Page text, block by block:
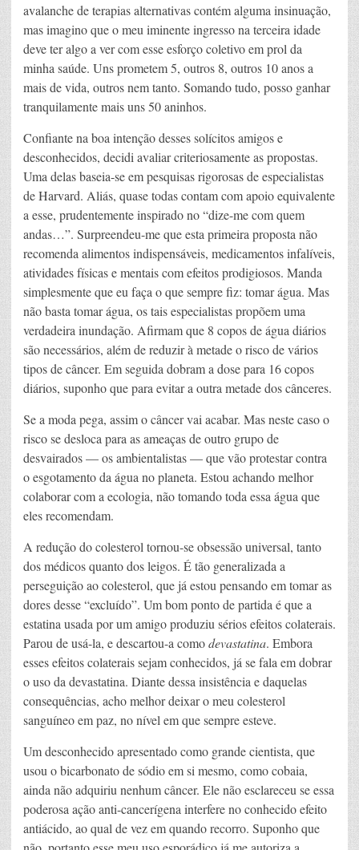
avalanche de terapias alternativas contém alguma insinuação,
mas imagino que o meu iminente ingresso na terceira idade
deve ter algo a ver com esse esforço coletivo em prol da
minha saúde. Uns prometem 5, outros 8, outros 10 anos a
mais de vida, outros nem tanto. Somando tudo, posso ganhar
tranquilamente mais uns 50 aninhos.
Confiante na boa intenção desses solícitos amigos e
desconhecidos, decidi avaliar criteriosamente as propostas.
Uma delas baseia-se em pesquisas rigorosas de especialistas
de Harvard. Aliás, quase todas contam com apoio equivalente
a esse, prudentemente inspirado no “dize-me com quem
andas…”. Surpreendeu-me que esta primeira proposta não
recomenda alimentos indispensáveis, medicamentos infalíveis,
atividades físicas e mentais com efeitos prodigiosos. Manda
simplesmente que eu faça o que sempre fiz: tomar água. Mas
não basta tomar água, os tais especialistas propõem uma
verdadeira inundação. Afirmam que 8 copos de água diários
são necessários, além de reduzir à metade o risco de vários
tipos de câncer. Em seguida dobram a dose para 16 copos
diários, suponho que para evitar a outra metade dos cânceres.
Se a moda pega, assim o câncer vai acabar. Mas neste caso o
risco se desloca para as ameaças de outro grupo de
desvairados — os ambientalistas — que vão protestar contra
o esgotamento da água no planeta. Estou achando melhor
colaborar com a ecologia, não tomando toda essa água que
eles recomendam.
A redução do colesterol tornou-se obsessão universal, tanto
dos médicos quanto dos leigos. É tão generalizada a
perseguição ao colesterol, que já estou pensando em tomar as
dores desse “excluído”. Um bom ponto de partida é que a
estatina usada por um amigo produziu sérios efeitos colaterais.
Parou de usá-la, e descartou-a comodevastatina. Embora
esses efeitos colaterais sejam conhecidos, já se fala em dobrar
o uso da devastatina. Diante dessa insistência e daquelas
consequências, acho melhor deixar o meu colesterol
sanguíneo em paz, no nível em que sempre esteve.
Um desconhecido apresentado como grande cientista, que
usou o bicarbonato de sódio em si mesmo, como cobaia,
ainda não adquiriu nenhum câncer. Ele não esclareceu se essa
poderosa ação anti-cancerígena interfere no conhecido efeito
antiácido, ao qual de vez em quando recorro. Suponho que